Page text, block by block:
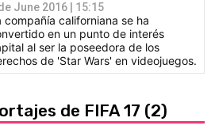
June 2016 | 15:15
compañía californiana se ha
en un punto de interés
al ser la poseedora de los
de 'Star Wars' en videojuegos.
de FIFA 17 (2)